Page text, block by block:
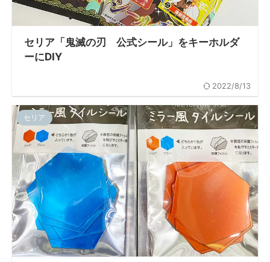
セリア「鬼滅の刃 公式シール」をキーホルダ
ーにDIY
2022/8/13
セリア